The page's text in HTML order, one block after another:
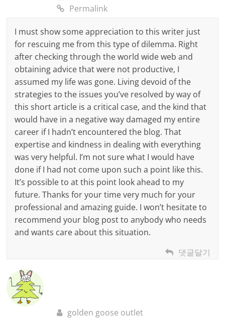
Permalink
I must show some appreciation to this writer just
for rescuing me from this type of dilemma. Right
after checking through the world wide web and
obtaining advice that were not productive, I
assumed my life was gone. Living devoid of the
strategies to the issues you’ve resolved by way of
this short article is a critical case, and the kind that
would have in a negative way damaged my entire
career if I hadn’t encountered the blog. That
expertise and kindness in dealing with everything
was very helpful. I’m not sure what I would have
done if I had not come upon such a point like this.
It’s possible to at this point look ahead to my
future. Thanks for your time very much for your
professional and amazing guide. I won’t hesitate to
recommend your blog post to anybody who needs
and wants care about this situation.
댓글달기
golden goose outlet